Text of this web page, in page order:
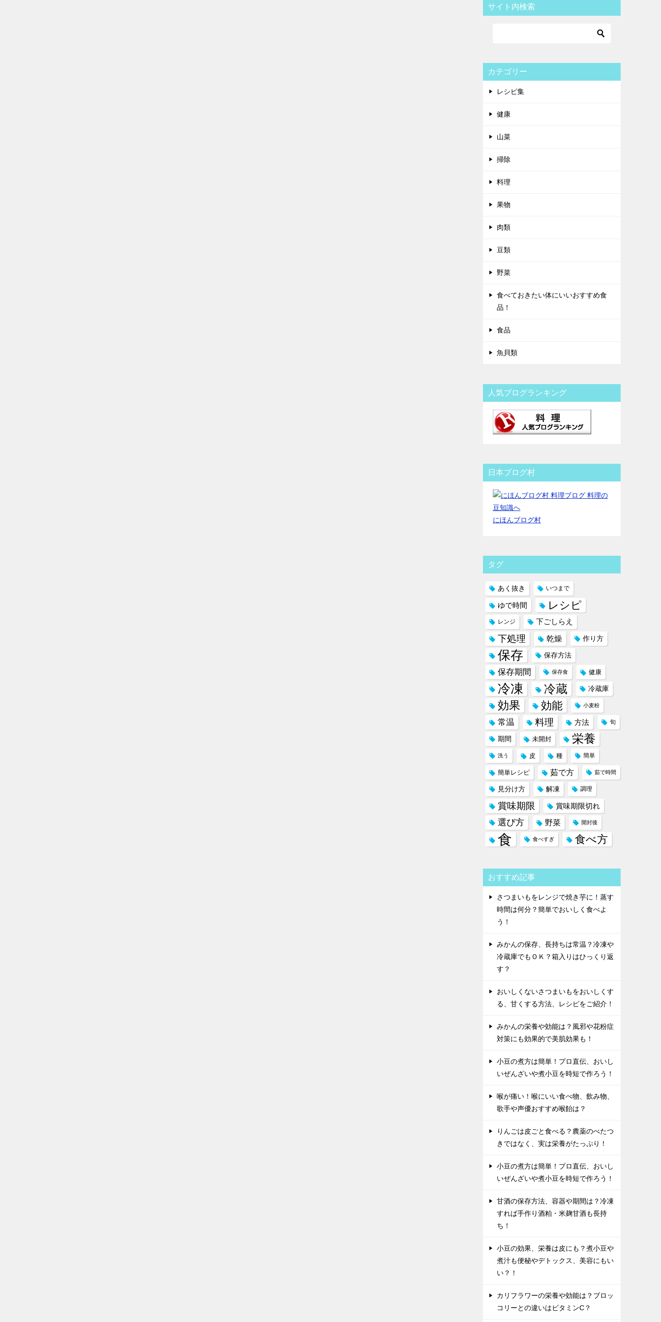
サイト内検索
カテゴリー
レシピ集
健康
山菜
掃除
料理
果物
肉類
豆類
野菜
食べておきたい体にいいおすすめ食
品！
食品
魚貝類
人気ブログランキング
日本ブログ村
にほんブログ村
タグ
あく抜き いつまで
ゆで時間 レシピ
レンジ 下ごしらえ
下処理 乾燥 作り方
保存 保存方法
保存期間 保存食 健康
冷凍 冷蔵 冷蔵庫
効果 効能 小麦粉
常温 料理 方法 旬
期間 未開封 栄養
洗う 皮 種 簡単
簡単レシピ 茹で方 茹で時間
見分け方 解凍 調理
賞味期限 賞味期限切れ
選び方 野菜 開封後
食 食べすぎ 食べ方
おすすめ記事
さつまいもをレンジで焼き芋に！蒸す
時間は何分？簡単でおいしく食べよ
う！
みかんの保存、長持ちは常温？冷凍や
冷蔵庫でもＯＫ？箱入りはひっくり返
す？
おいしくないさつまいもをおいしくす
る、甘くする方法、レシピをご紹介！
みかんの栄養や効能は？風邪や花粉症
対策にも効果的で美肌効果も！
小豆の煮方は簡単！プロ直伝、おいし
いぜんざいや煮小豆を時短で作ろう！
喉が痛い！喉にいい食べ物、飲み物、
歌手や声優おすすめ喉飴は？
りんごは皮ごと食べる？農薬のべたつ
きではなく、実は栄養がたっぷり！
小豆の煮方は簡単！プロ直伝、おいし
いぜんざいや煮小豆を時短で作ろう！
甘酒の保存方法、容器や期間は？冷凍
すれば手作り酒粕・米麹甘酒も長持
ち！
小豆の効果、栄養は皮にも？煮小豆や
煮汁も便秘やデトックス、美容にもい
い？！
カリフラワーの栄養や効能は？ブロッ
コリーとの違いはビタミンC？